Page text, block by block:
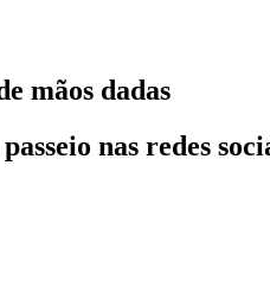
mãos dadas
nas redes